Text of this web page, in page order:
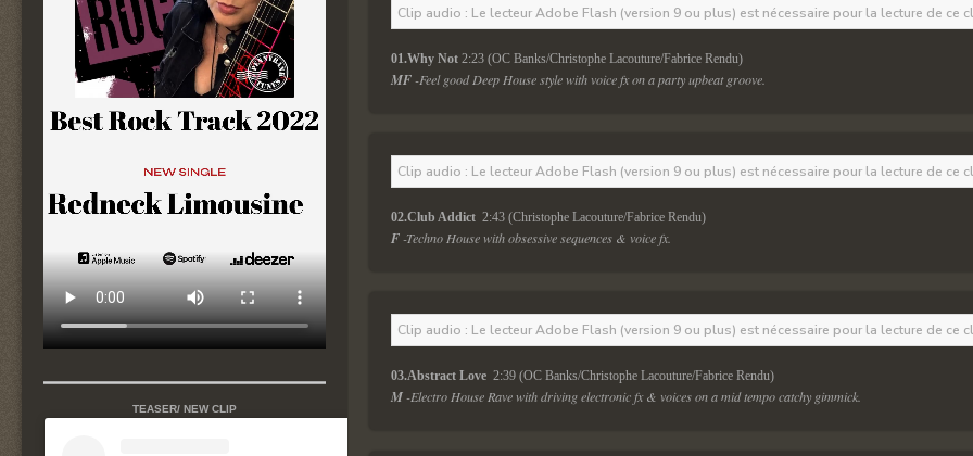
Clip audio : Le lecteur Adobe Flash (version 9 ou plus) est nécessaire pour la lecture de ce
01.Why Not 2:23 (OC Banks/Christophe Lacouture/Fabrice Rendu)
MF -Feel good Deep House style with voice fx on a party upbeat groove.
Clip audio : Le lecteur Adobe Flash (version 9 ou plus) est nécessaire pour la lecture de ce
02.Club Addict 2:43 (Christophe Lacouture/Fabrice Rendu)
F -Techno House with obsessive sequences & voice fx.
Clip audio : Le lecteur Adobe Flash (version 9 ou plus) est nécessaire pour la lecture de ce
03.Abstract Love 2:39 (OC Banks/Christophe Lacouture/Fabrice Rendu)
M -Electro House Rave with driving electronic fx & voices on a mid tempo catchy gimmick.
TEASER/ NEW CLIP